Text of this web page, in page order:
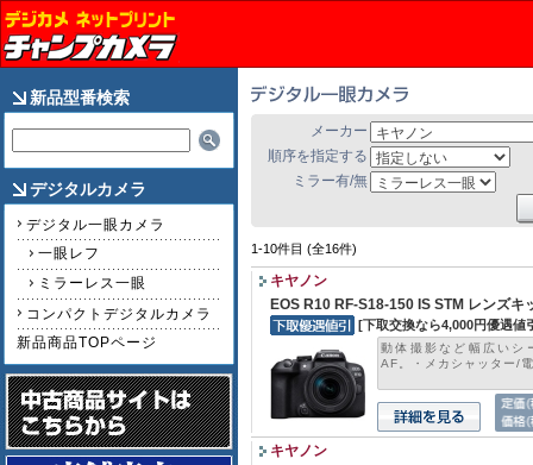
新品型番検索
デジタルカメラ
デジタル一眼カメラ
一眼レフ
ミラーレス一眼
コンパクトデジタルカメラ
新品商品TOPページ
メーカー
順序を指定する
ミラー有/無
1-10件目 (全16件)
キヤノン
EOS R10 RF-S18-150 IS STM レンズキ
[下取交換なら4,000円優遇値
動体撮影など幅広いシ
AF。・メカシャッター/
キヤノン